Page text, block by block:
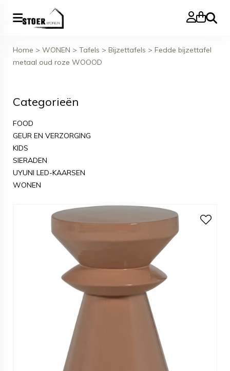
Zoeken
Home > WONEN > Tafels > Bijzettafels > Fedde bijzettafel
metaal oud roze WOOOD
Categorieën
FOOD
GEUR EN VERZORGING
KIDS
SIERADEN
UYUNI LED-KAARSEN
WONEN